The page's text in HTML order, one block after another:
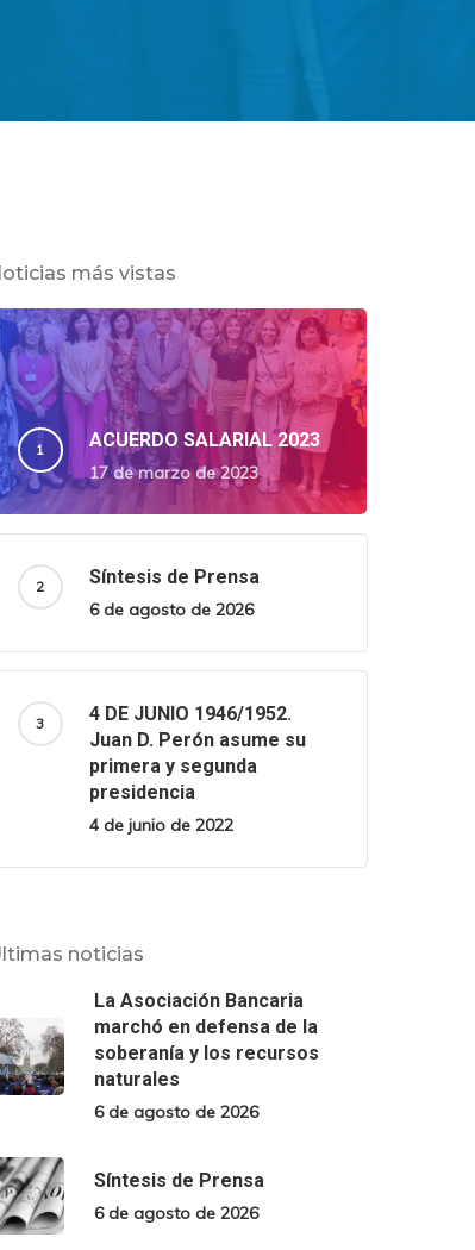
más vistas
ACUERDO SALARIAL 2023
17 de marzo de 2023
Síntesis de Prensa
6 de agosto de 2026
4 DE JUNIO 1946/1952.
Juan D. Perón asume su
primera y segunda
presidencia
4 de junio de 2022
noticias
La Asociación Bancaria
marchó en defensa de la
soberanía y los recursos
naturales
6 de agosto de 2026
Síntesis de Prensa
6 de agosto de 2026